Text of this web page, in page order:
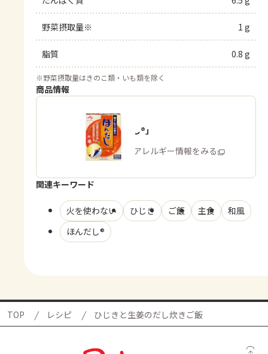
野菜摂取量※ 1 g
脂質 0.8 g
※野菜摂取量はきのこ類・いも類を除く
商品情報
「ほんだし®」
商品・アレルギー情報をみる
関連キーワード
火を使わない ひじき ご飯 主食
和風
ほんだし®
TOP レシピ ひじきと生姜のだし炊きご飯